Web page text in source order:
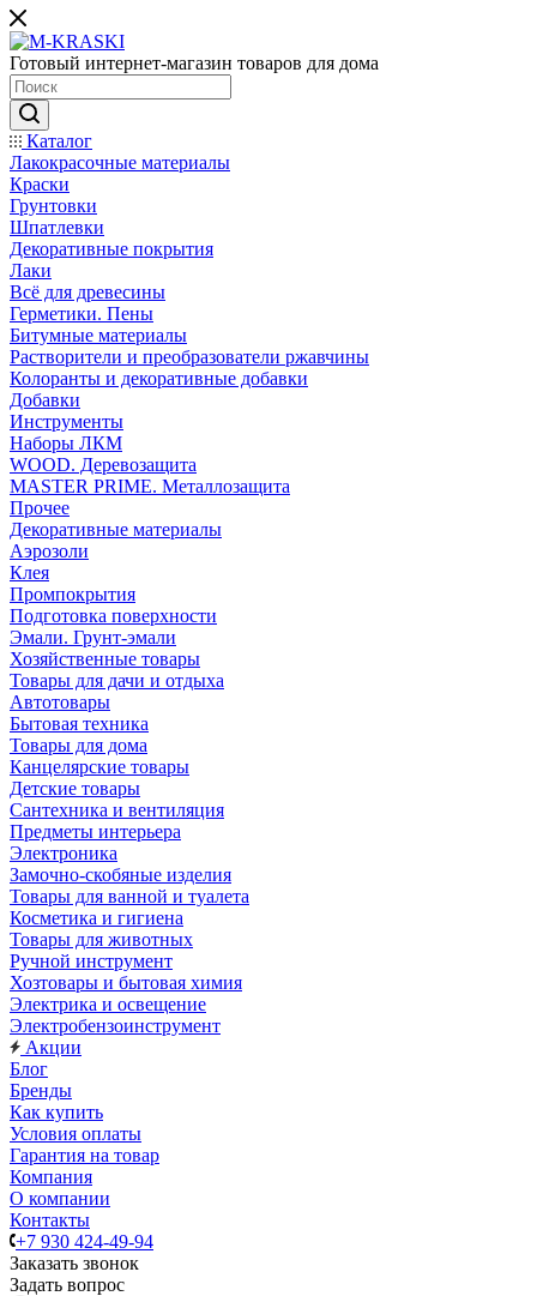
Готовый интернет-магазин товаров для дома
Каталог
Лакокрасочные материалы
Краски
Грунтовки
Шпатлевки
Декоративные покрытия
Лаки
Всё для древесины
Герметики. Пены
Битумные материалы
Растворители и преобразователи ржавчины
Колоранты и декоративные добавки
Добавки
Инструменты
Наборы ЛКМ
WOOD. Деревозащита
MASTER PRIME. Металлозащита
Прочее
Декоративные материалы
Аэрозоли
Клея
Промпокрытия
Подготовка поверхности
Эмали. Грунт-эмали
Хозяйственные товары
Товары для дачи и отдыха
Автотовары
Бытовая техника
Товары для дома
Канцелярские товары
Детские товары
Сантехника и вентиляция
Предметы интерьера
Электроника
Замочно-скобяные изделия
Товары для ванной и туалета
Косметика и гигиена
Товары для животных
Ручной инструмент
Хозтовары и бытовая химия
Электрика и освещение
Электробензоинструмент
Акции
Блог
Бренды
Как купить
Условия оплаты
Гарантия на товар
Компания
О компании
Контакты
+7 930 424-49-94
Заказать звонок
Задать вопрос